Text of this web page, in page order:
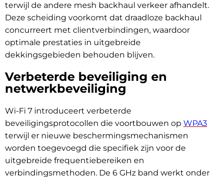
terwijl de andere mesh backhaul verkeer afhandelt.
Deze scheiding voorkomt dat draadloze backhaul
concurreert met clientverbindingen, waardoor
optimale prestaties in uitgebreide
dekkingsgebieden behouden blijven.
Verbeterde beveiliging en
netwerkbeveiliging
Wi-Fi 7 introduceert verbeterde
beveiligingsprotocollen die voortbouwen op WPA3
terwijl er nieuwe beschermingsmechanismen
worden toegevoegd die specifiek zijn voor de
uitgebreide frequentiebereiken en
verbindingsmethoden. De 6 GHz band werkt onder